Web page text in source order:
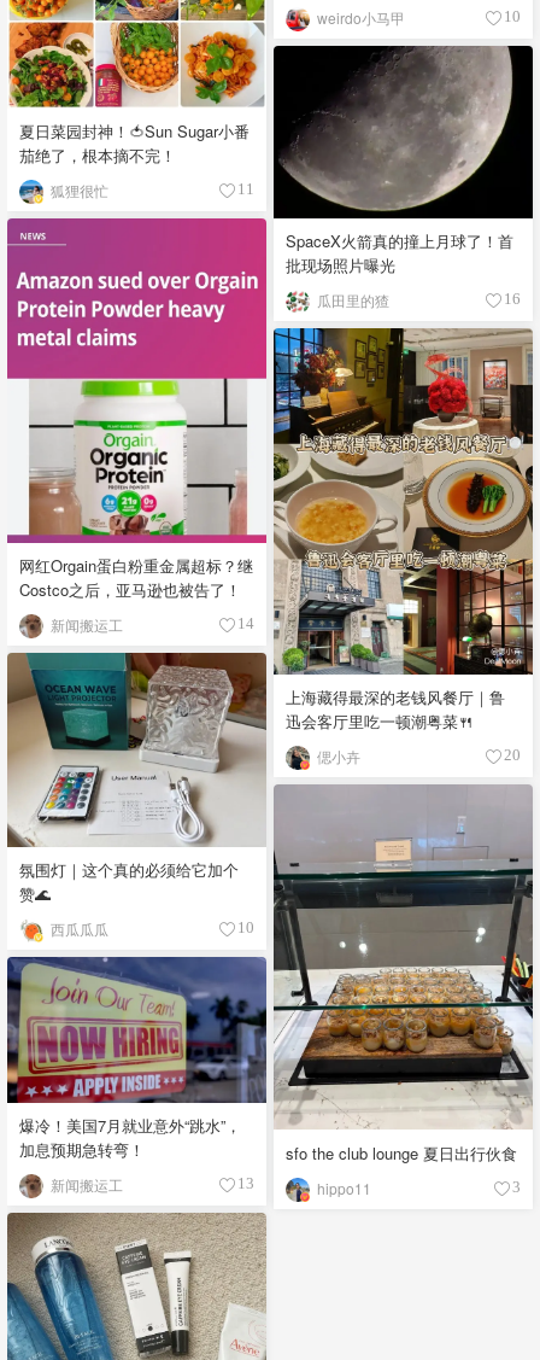
weirdo小马甲 10
夏日菜园封神！🍅Sun Sugar小番
茄绝了，根本摘不完！
狐狸很忙 11
SpaceX火箭真的撞上月球了！首
批现场照片曝光
瓜田里的猹 16
网红Orgain蛋白粉重金属超标？继
Costco之后，亚马逊也被告了！
新闻搬运工 14
上海藏得最深的老钱风餐厅｜鲁
迅会客厅里吃一顿潮粤菜🍴
偲小卉 20
氛围灯｜这个真的必须给它加个
赞🌊
西瓜瓜瓜 10
sfo the club lounge 夏日出行伙食
hippo11 3
爆冷！美国7月就业意外“跳水”，
加息预期急转弯！
新闻搬运工 13